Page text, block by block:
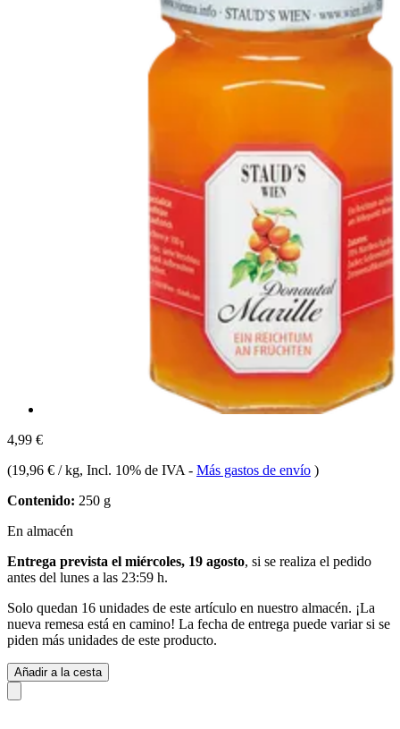
4,99 €
(19,96 € / kg, Incl. 10% de IVA - Más gastos de envío )
Contenido: 250 g
En almacén
Entrega prevista el miércoles, 19 agosto, si se realiza el pedido
antes del lunes a las 23:59 h.
Solo quedan 16 unidades de este artículo en nuestro almacén. ¡La
nueva remesa está en camino! La fecha de entrega puede variar si se
piden más unidades de este producto.
Añadir a la cesta